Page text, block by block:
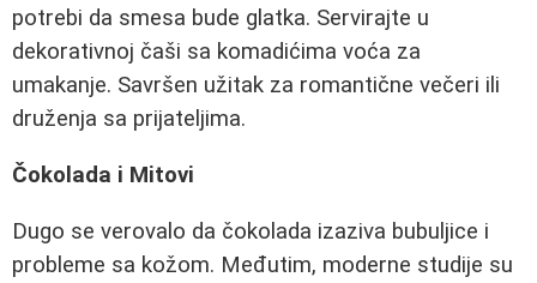
potrebi da smesa bude glatka. Servirajte u
dekorativnoj čaši sa komadićima voća za
umakanje. Savršen užitak za romantične večeri ili
druženja sa prijateljima.
Čokolada i Mitovi
Dugo se verovalo da čokolada izaziva bubuljice i
probleme sa kožom. Međutim, moderne studije su